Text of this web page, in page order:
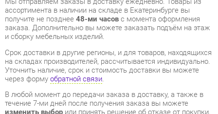
Срок доставки в другие регионы, и для товаров, находящихся
на складах производителей, рассчитывается индивидуально.
Уточнить наличие, срок и стоимость доставки вы можете
через формуобратной связи.
В любой момент до передачи заказа в доставку, а также в
течение 7-ми дней после получения заказа вы можете
изменить выборили принять решение об отказе от покупки.
Несмотря на качественную упаковку, готовые комплекты
могут быть повреждены при транспортировке. Если Вы
заметили дефект при приёме - мы заменим поврежденную